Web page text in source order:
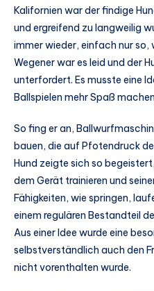
Kalifornien war der findige
und ergreifend zu langweilig
immer wieder, einfach nur so,
Wegener war es leid und der
unterfordert. Es musste eine
Ballspielen mehr Spaß
So fing er an,
bauen, die auf Pfotendruck
Hund zeigte sich so
dem Gerät trainieren und
Fähigkeiten, wie springen,
einem regulären Bestandteil
Aus einer Idee wurde eine
selbstverständlich auch den
nicht vorenthalten wurde.